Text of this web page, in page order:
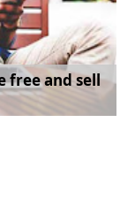
free and sell